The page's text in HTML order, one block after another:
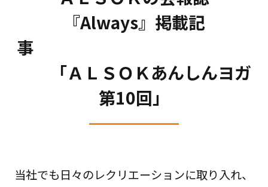
『Always』掲載記
事
「ＡＬＳＯＫあんしんヨガ
第10回」
当社でも日々のレクリエーションに取り入れ、